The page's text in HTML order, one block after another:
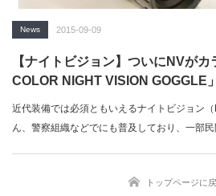
News 2015-09-09
【ナイトビジョン】ついにNVが
COLOR NIGHT VISION GOGGLE
近代装備では必須ともいえるナイトビジョン
ん、警察組織などでにも普及しており、一部
トップページに